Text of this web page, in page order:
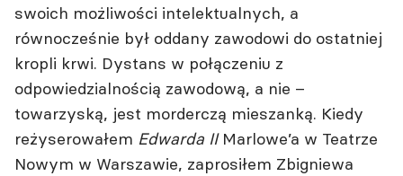
swoich możliwości intelektualnych, a
równocześnie był oddany zawodowi do ostatniej
kropli krwi. Dystans w połączeniu z
odpowiedzialnością zawodową, a nie –
towarzyską, jest morderczą mieszanką. Kiedy
reżyserowałem Edwarda IIMarlowe’a w Teatrze
Nowym w Warszawie, zaprosiłem Zbigniewa